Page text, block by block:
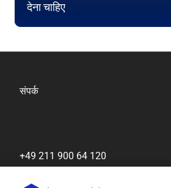
देना चाहिए
संपर्क
+49 211 900 64 120